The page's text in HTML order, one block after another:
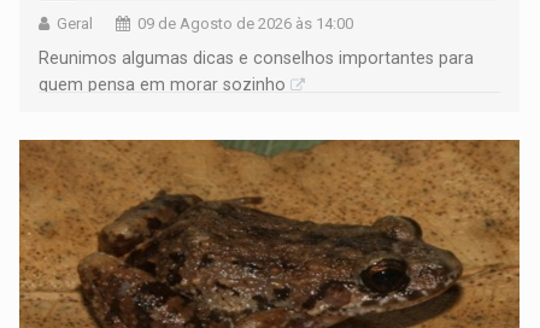
Geral 09 de Agosto de 2026 às 14:00
Reunimos algumas dicas e conselhos importantes para
quem pensa em morar sozinho